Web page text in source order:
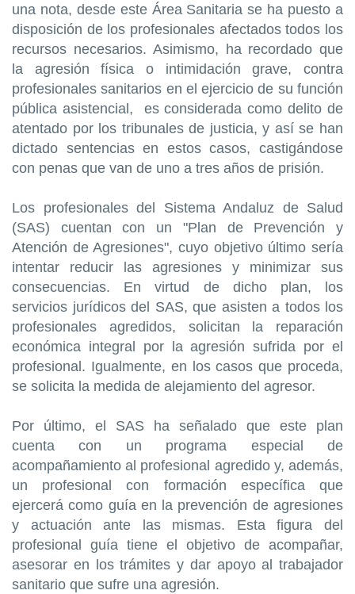
una nota, desde este Área Sanitaria se ha puesto a
disposición de los profesionales afectados todos los
recursos necesarios.Asimismo, ha recordado que
la agresión física o intimidación grave, contra
profesionales sanitarios en el ejercicio de su función
pública asistencial, es considerada como delito de
atentado por los tribunales de justicia, y así se han
dictado sentencias en estos casos, castigándose
con penas que van de uno a tres años de prisión.
Los profesionales del Sistema Andaluz de Salud
(SAS) cuentan con un "Plan de Prevención y
Atención de Agresiones", cuyo objetivo último sería
intentar reducir las agresiones y minimizar sus
consecuencias. En virtud de dicho plan, los
servicios jurídicos del SAS, que asisten a todos los
profesionales agredidos, solicitan la reparación
económica integral por la agresión sufrida por el
profesional. Igualmente, en los casos que proceda,
se solicita la medida de alejamiento del agresor.
Por último, el SAS ha señalado que este plan
cuenta con un programa especial de
acompañamiento al profesional agredido y, además,
un profesional con formación específica que
ejercerá como guía en la prevención de agresiones
y actuación ante las mismas. Esta figura del
profesional guía tiene el objetivo de acompañar,
asesorar en los trámites y dar apoyo al trabajador
sanitario que sufre una agresión.